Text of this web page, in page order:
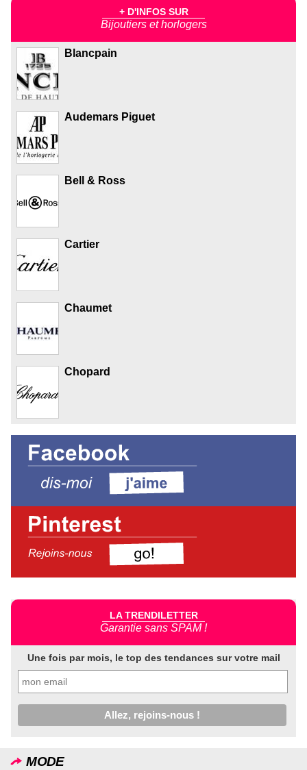
+ D'INFOS SUR
Bijoutiers et horlogers
Blancpain
Audemars Piguet
Bell & Ross
Cartier
Chaumet
Chopard
LA TRENDILETTER
Garantie sans SPAM !
Une fois par mois, le top des tendances sur votre mail
MODE